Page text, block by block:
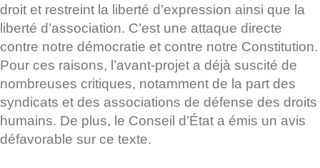
droit et restreint la liberté d’expression ainsi que la
liberté d’association. C’est une attaque directe
contre notre démocratie et contre notre Constitution.
Pour ces raisons, l’avant-projet a déjà suscité de
nombreuses critiques, notamment de la part des
syndicats et des associations de défense des droits
humains. De plus, le Conseil d’État a émis un avis
défavorable sur ce texte.